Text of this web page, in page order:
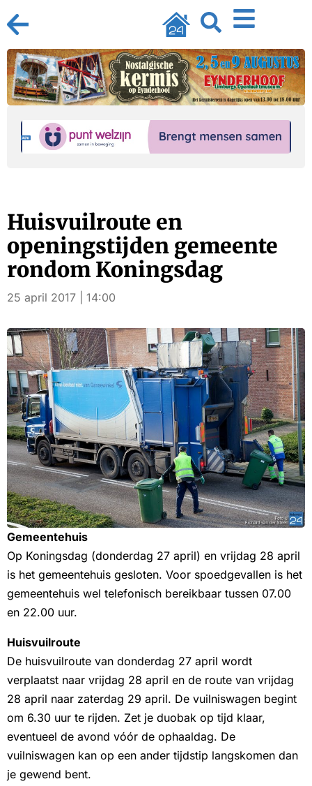
Huisvuilroute en
openingstijden gemeente
rondom Koningsdag
25 april 2017 | 14:00
Gemeentehuis
Op Koningsdag (donderdag 27 april) en vrijdag 28 april
is het gemeentehuis gesloten. Voor spoedgevallen is het
gemeentehuis wel telefonisch bereikbaar tussen 07.00
en 22.00 uur.
Huisvuilroute
De huisvuilroute van donderdag 27 april wordt
verplaatst naar vrijdag 28 april en de route van vrijdag
28 april naar zaterdag 29 april. De vuilniswagen begint
om 6.30 uur te rijden. Zet je duobak op tijd klaar,
eventueel de avond vóór de ophaaldag. De
vuilniswagen kan op een ander tijdstip langskomen dan
je gewend bent.